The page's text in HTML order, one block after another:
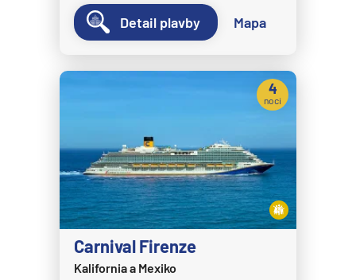
Detail plavby Mapa
Carnival Firenze
Kalifornia a Mexiko
4
noci